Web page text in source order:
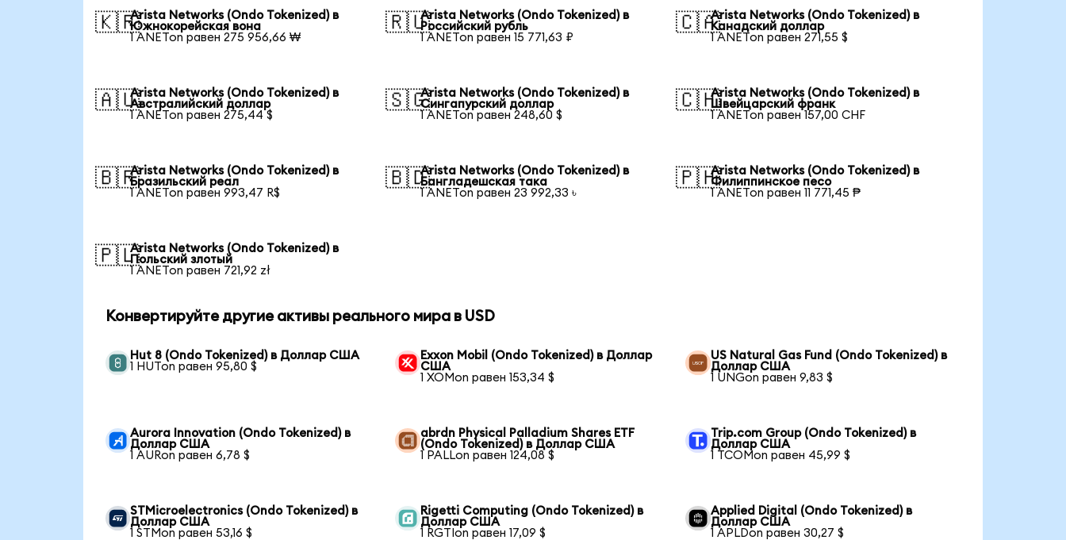
🇰🇷Arista Networks (Ondo Tokenized) в
Южнокорейская вона
1 ANETon равен 275 956,66 ₩
🇷🇺Arista Networks (Ondo Tokenized) в
Российский рубль
1 ANETon равен 15 771,63 ₽
🇨🇦Arista Networks (Ondo Tokenized) в
Канадский доллар
1 ANETon равен 271,55 $
🇦🇺Arista Networks (Ondo Tokenized) в
Австралийский доллар
1 ANETon равен 275,44 $
🇸🇬Arista Networks (Ondo Tokenized) в
Сингапурский доллар
1 ANETon равен 248,60 $
🇨🇭Arista Networks (Ondo Tokenized) в
Швейцарский франк
1 ANETon равен 157,00 CHF
🇧🇷Arista Networks (Ondo Tokenized) в
Бразильский реал
1 ANETon равен 993,47 R$
🇧🇩Arista Networks (Ondo Tokenized) в
Бангладешская така
1 ANETon равен 23 992,33 ৳
🇵🇭Arista Networks (Ondo Tokenized) в
Филиппинское песо
1 ANETon равен 11 771,45 ₱
🇵🇱Arista Networks (Ondo Tokenized) в
Польский злотый
1 ANETon равен 721,92 zł
Конвертируйте другие активы реального мира в USD
Hut 8 (Ondo Tokenized) в Доллар США
1 HUTon равен 95,80 $
Exxon Mobil (Ondo Tokenized) в Доллар
США
1 XOMon равен 153,34 $
US Natural Gas Fund (Ondo Tokenized) в
Доллар США
1 UNGon равен 9,83 $
Aurora Innovation (Ondo Tokenized) в
Доллар США
1 AURon равен 6,78 $
abrdn Physical Palladium Shares ETF
(Ondo Tokenized) в Доллар США
1 PALLon равен 124,08 $
Trip.com Group (Ondo Tokenized) в
Доллар США
1 TCOMon равен 45,99 $
STMicroelectronics (Ondo Tokenized) в
Доллар США
1 STMon равен 53,16 $
Rigetti Computing (Ondo Tokenized) в
Доллар США
1 RGTIon равен 17,09 $
Applied Digital (Ondo Tokenized) в
Доллар США
1 APLDon равен 30,27 $